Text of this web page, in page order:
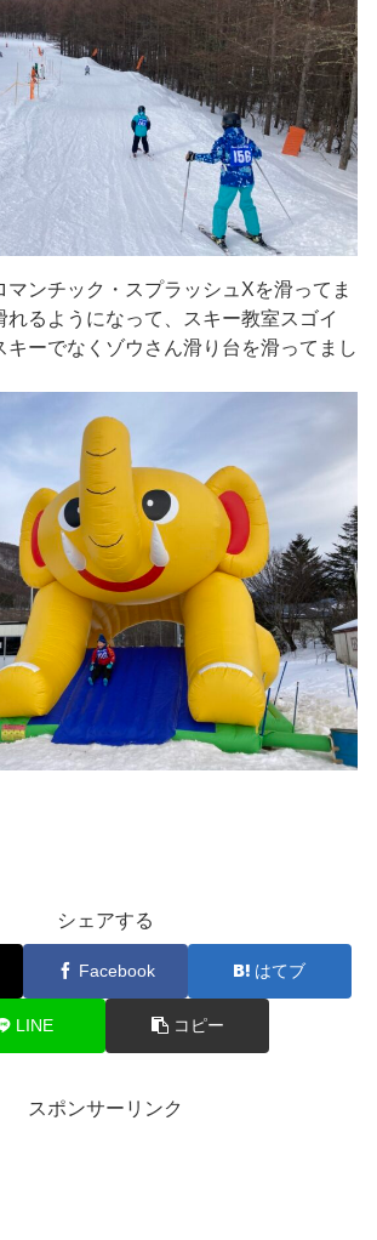
マンチック・スプラッシュXを滑ってま
れるようになって、スキー教室スゴイ
キーでなくゾウさん滑り台を滑ってまし
シェアする
Facebook はてブ
LINE コピー
スポンサーリンク